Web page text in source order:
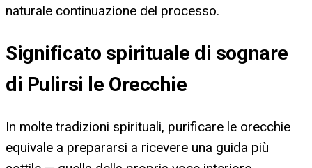
naturale continuazione del processo.
Significato spirituale di sognare
di Pulirsi le Orecchie
In molte tradizioni spirituali, purificare le orecchie
equivale a prepararsi a ricevere una guida più